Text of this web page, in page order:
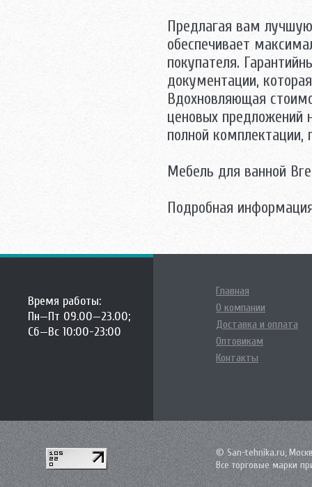
Аква Родос
АСБ мебель
Атолл
Норта-Аква
Предлагая вам
обеспечивает
покупателя.
документации,
Вдохновляющая
ценовых предложений
полной комплектации,
Мебель для ванной
Подробная
Время работы:
Пн—Пт 09.00—23.00;
Сб—Вс 10:00-23:00
Главная
О компании
Доставка и оплата
Оптовикам
Контакты
© San-tehnika.ru,
Все торговые марки